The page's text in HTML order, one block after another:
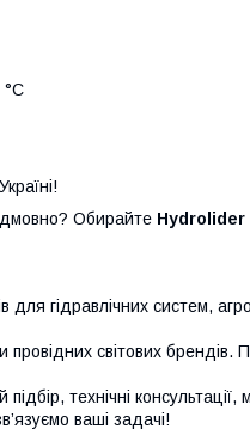
Обирайте Hydrolider
для гідравлічних систем,
світових брендів.
технічні консультації,
ваші задачі!